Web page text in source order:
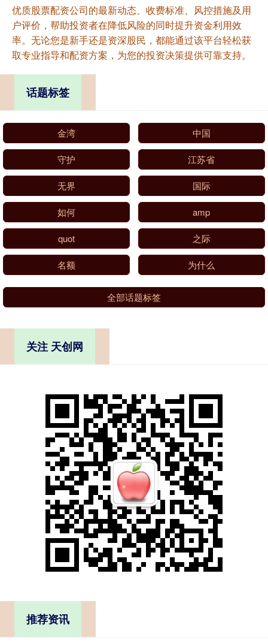
优质股票配资公司的最新动态、收费标准、风控措施及用
户评价，帮助投资者在降低风险的同时提升资金利用效
率。无论您是新手还是资深股民，都能通过该平台轻松获
取专业指导和配资方案，为您的投资决策提供可靠支持。
话题标签
金湾 中国
守护 江苏省
无界 国际
如何 amp
quot 之际
名额 为什么
全部话题标签
关注 天创网
推荐资讯